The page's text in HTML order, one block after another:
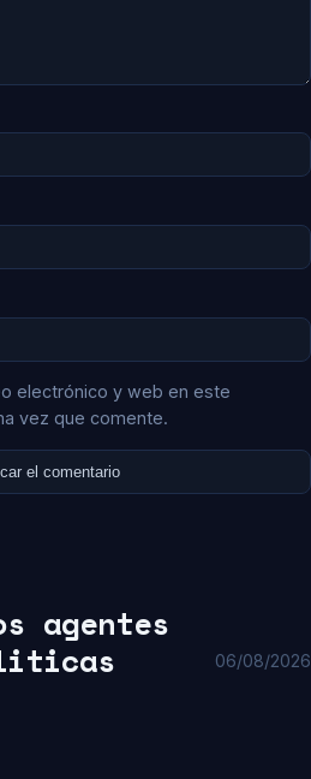
electrónico y web en este
vez que comente.
agentes
06/08/2026